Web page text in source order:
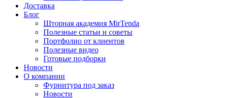
Доставка
Блог
Шторная академия MirTenda
Полезные статьи и советы
Портфолио от клиентов
Полезные видео
Готовые подборки
Новости
О компании
Фурнитура под заказ
Новости